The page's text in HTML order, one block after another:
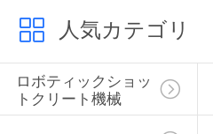
人気カテゴリ
ロボティックショッ
トクリート機械